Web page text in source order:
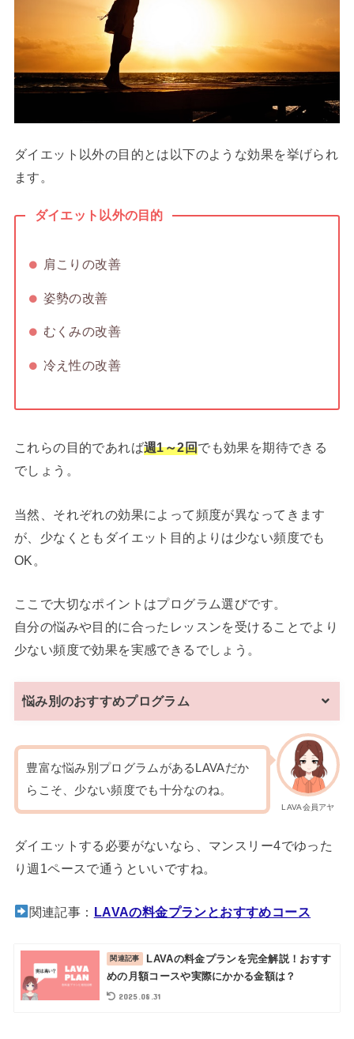
ダイエット以外の目的とは以下のような効果を挙げられ
ます。
ダイエット以外の目的
肩こりの改善
姿勢の改善
むくみの改善
冷え性の改善
これらの目的であれば週1～2回でも効果を期待できる
でしょう。
当然、それぞれの効果によって頻度が異なってきます
が、少なくともダイエット目的よりは少ない頻度でも
OK。
ここで大切なポイントはプログラム選びです。
自分の悩みや目的に合ったレッスンを受けることでより
少ない頻度で効果を実感できるでしょう。
悩み別のおすすめプログラム
LAVA会員アヤ
豊富な悩み別プログラムがあるLAVAだか
らこそ、少ない頻度でも十分なのね。
ダイエットする必要がないなら、マンスリー4でゆった
り週1ペースで通うといいですね。
関連記事： LAVAの料金プランとおすすめコース
LAVAの料金プランを完全解説！おすす
めの月額コースや実際にかかる金額は？
2025.08.31